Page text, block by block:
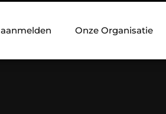
Onze Organisatie